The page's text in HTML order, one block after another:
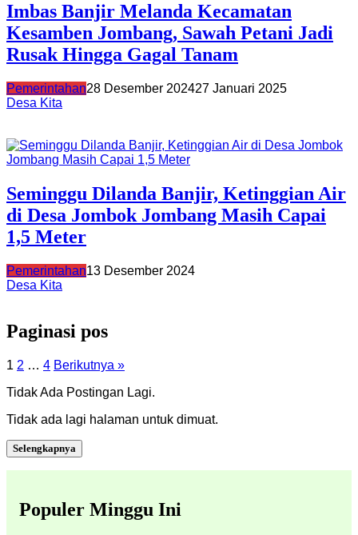
Imbas Banjir Melanda Kecamatan
Kesamben Jombang, Sawah Petani Jadi
Rusak Hingga Gagal Tanam
Pemerintahan28 Desember 202427 Januari 2025
Desa Kita
Seminggu Dilanda Banjir, Ketinggian Air
di Desa Jombok Jombang Masih Capai
1,5 Meter
Pemerintahan13 Desember 2024
Desa Kita
Paginasi pos
1 2 … 4 Berikutnya »
Tidak Ada Postingan Lagi.
Tidak ada lagi halaman untuk dimuat.
Selengkapnya
Populer Minggu Ini